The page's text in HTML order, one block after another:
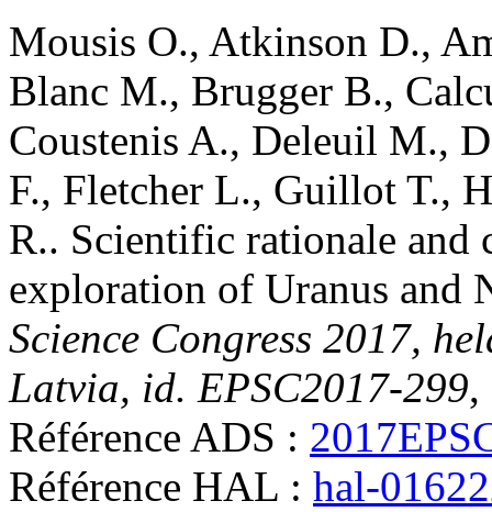
Mousis O., Atkinson D.,
Blanc M., Brugger B.,
Coustenis A., Deleuil M.,
F., Fletcher L., Guillot T.,
R.. Scientific rationale and
exploration of Uranus and
Science Congress 2017,
Latvia, id. EPSC2017-299,
Référence ADS :
Référence HAL : hal-